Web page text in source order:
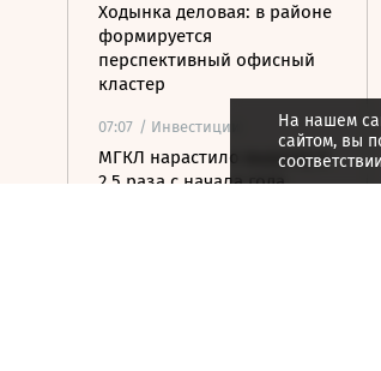
Ходынка деловая: в районе
формируется
перспективный офисный
кластер
07:07 / Инвестиции
МГКЛ нарастило выручку в
2,5 раза с начала года
На нашем
сайтом, вы